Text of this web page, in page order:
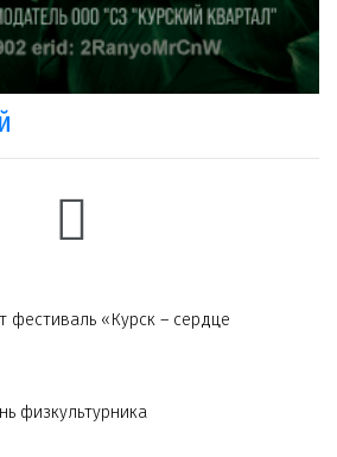
фестиваль «Курск – сердце
физкультурника